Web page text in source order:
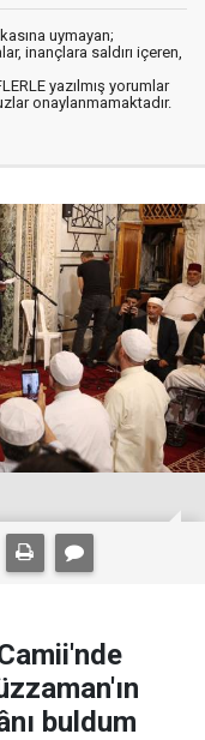
uymayan;
inançlara saldırı içeren,
yazılmış yorumlar
onaylanmamaktadır.
buldum